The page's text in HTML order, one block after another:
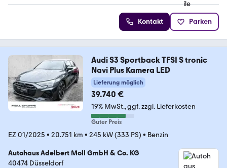
Kontakt Parken
Audi S3 Sportback TFSI S tronic
Navi Plus Kamera LED
Lieferung möglich
39.740 €
19% MwSt. ggf. zzgl. Lieferkosten
Guter Preis
EZ 01/2025 • 20.751 km • 245 kW (333 PS) • Benzin
Autohaus Adelbert Moll GmbH & Co. KG
40474 Düsseldorf